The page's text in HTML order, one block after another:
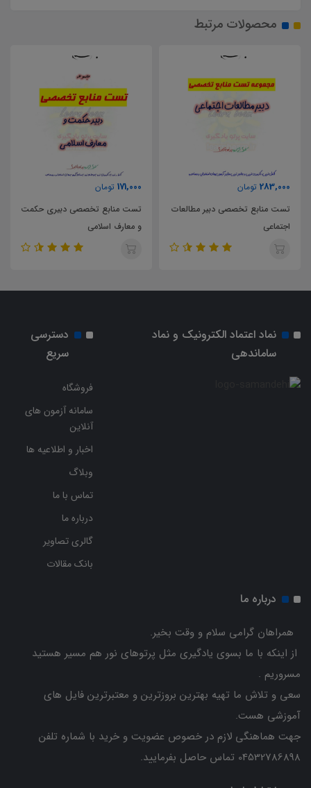
محصولات مرتبط
283,000 تومان
تست منابع تخصصی دبیر مطالعات
اجتماعی
171,000 تومان
تست منابع تخصصی دبیری حکمت
و معارف اسلامی
نماد اعتماد الکترونیک و نماد
ساماندهی
دسترسی
سریع
فروشگاه
سامانه آزمون های
آنلاین
اخبار و اطلاعیه ها
وبلاگ
تماس با ما
درباره ما
گالری تصاویر
بانک مقالات
درباره ما
همراهان گرامی سلام و وقت بخیر.
از اینکه با ما بسوی یادگیری مثل پرتوهای نور هم مسیر هستید
مسروریم .
سعی و تلاش ما تهیه بهترین بروزترین و معتبرترین فایل های
آموزشی هست.
جهت هماهنگی لازم در خصوص عضویت و خرید با شماره تلفن
04532786898 تماس حاصل بفرمایید.